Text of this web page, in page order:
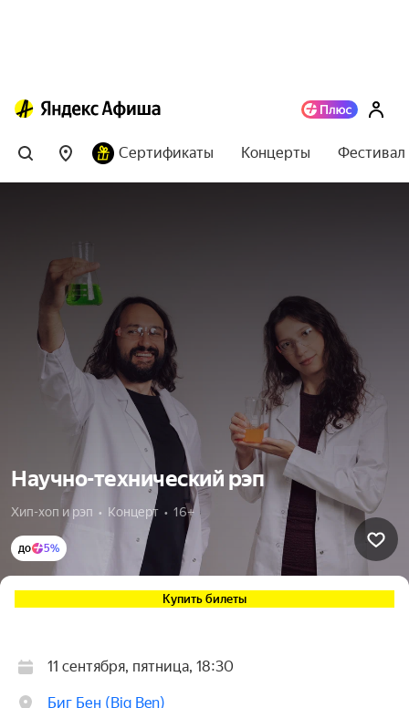
Сертификаты Концерты
Научно-технический рэп
Хип-хоп и рэп  •  Концерт  •  16+
до 5%
Купить билеты
11 сентября, пятница, 18:30
Биг Бен (Big Ben)